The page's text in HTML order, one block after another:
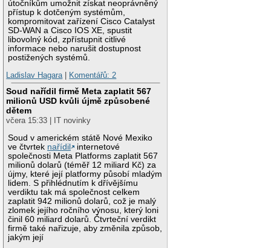
útočníkům umožnit získat neoprávněný
přístup k dotčeným systémům,
kompromitovat zařízení Cisco Catalyst
SD-WAN a Cisco IOS XE, spustit
libovolný kód, zpřístupnit citlivé
informace nebo narušit dostupnost
postižených systémů.
Ladislav Hagara| Komentářů: 2
Soud nařídil firmě Meta zaplatit 567
milionů USD kvůli újmě způsobené
dětem
včera 15:33 | IT novinky
Soud v americkém státě Nové Mexiko
ve čtvrtek nařídil
internetové
společnosti Meta Platforms zaplatit 567
milionů dolarů (téměř 12 miliard Kč) za
újmy, které její platformy působí mladým
lidem. S přihlédnutím k dřívějšímu
verdiktu tak má společnost celkem
zaplatit 942 milionů dolarů, což je malý
zlomek jejího ročního výnosu, který loni
činil 60 miliard dolarů. Čtvrteční verdikt
firmě také nařizuje, aby změnila způsob,
jakým její